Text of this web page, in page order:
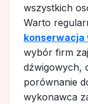
wszystkich
Warto
konserwacja
wybór firm
dźwigowych,
porównanie
wykonawca